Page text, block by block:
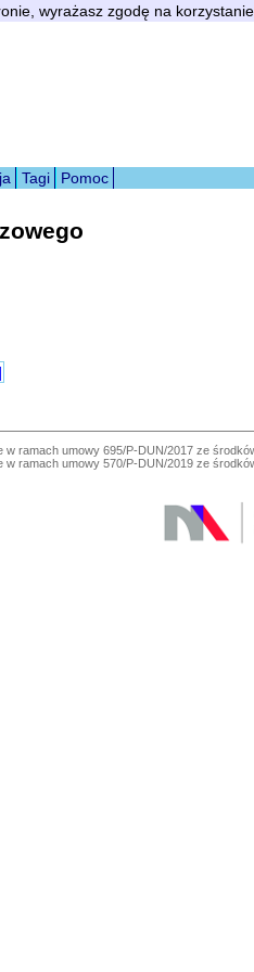
wyrażasz zgodę na
Tagi
Pomoc
w ramach umowy 695/P-DUN/2017 ze
w ramach umowy 570/P-DUN/2019 ze